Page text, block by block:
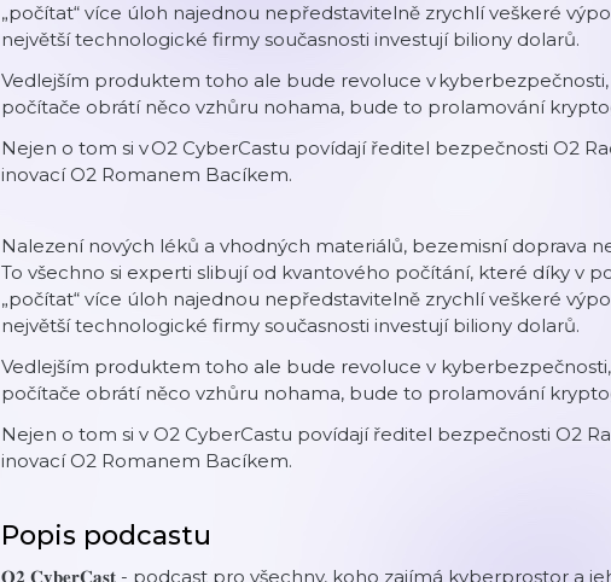
„počítat“ více úloh najednou nepředstavitelně zrychlí veškeré
největší technologické firmy současnosti investují biliony dolarů.
Vedlejším produktem toho ale bude revoluce v
počítače obrátí něco vzhůru nohama, bude to prolamování
Nejen o tom si v O2 CyberCastu povídají ředitel bezpečnosti O2
inovací O2 Romanem Bacíkem.
Nalezení nových léků a vhodných materiálů, bezemisní doprava
To všechno si experti slibují od kvantového počítání, které díky v
„počítat“ více úloh najednou nepředstavitelně zrychlí veškeré
největší technologické firmy současnosti investují biliony dolarů.
Vedlejším produktem toho ale bude revoluce v
počítače obrátí něco vzhůru nohama, bude to prolamování
Nejen o tom si v O2 CyberCastu povídají ředitel bezpečnosti O2
inovací O2 Romanem Bacíkem.
Popis podcastu
𝐎𝟐 𝐂𝐲𝐛𝐞𝐫𝐂𝐚𝐬𝐭 - podcast pro všechny, koho zajímá kyberprostor a